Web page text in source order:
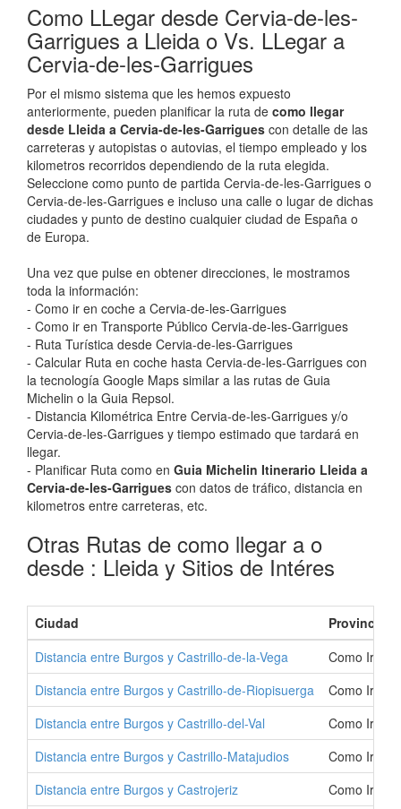
Como LLegar desde Cervia-de-les-
Garrigues a Lleida o Vs. LLegar a
Cervia-de-les-Garrigues
Por el mismo sistema que les hemos expuesto
anteriormente, pueden planificar la ruta de como llegar
desde Lleida a Cervia-de-les-Garrigues con detalle de las
carreteras y autopistas o autovias, el tiempo empleado y los
kilometros recorridos dependiendo de la ruta elegida.
Seleccione como punto de partida Cervia-de-les-Garrigues o
Cervia-de-les-Garrigues e incluso una calle o lugar de dichas
ciudades y punto de destino cualquier ciudad de España o
de Europa.
Una vez que pulse en obtener direcciones, le mostramos
toda la información:
- Como ir en coche a Cervia-de-les-Garrigues
- Como ir en Transporte Público Cervia-de-les-Garrigues
- Ruta Turística desde Cervia-de-les-Garrigues
- Calcular Ruta en coche hasta Cervia-de-les-Garrigues con
la tecnología Google Maps similar a las rutas de Guia
Michelin o la Guia Repsol.
- Distancia Kilométrica Entre Cervia-de-les-Garrigues y/o
Cervia-de-les-Garrigues y tiempo estimado que tardará en
llegar.
- Planificar Ruta como en Guia Michelin Itinerario Lleida a
Cervia-de-les-Garrigues con datos de tráfico, distancia en
kilometros entre carreteras, etc.
Otras Rutas de como llegar a o
desde : Lleida y Sitios de Intéres
Ciudad
Provincia
Distancia entre Burgos y Castrillo-de-la-Vega
Como Ir a
Distancia entre Burgos y Castrillo-de-Riopisuerga
Como Ir a
Distancia entre Burgos y Castrillo-del-Val
Como Ir a
Distancia entre Burgos y Castrillo-Matajudios
Como Ir a
Distancia entre Burgos y Castrojeriz
Como Ir a